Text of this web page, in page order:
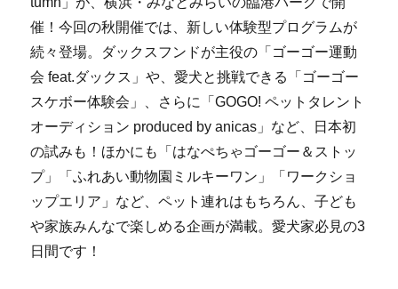
催！今回の秋開催では、新しい体験型プログラムが
続々登場。ダックスフンドが主役の「ゴーゴー運動
会 feat.ダックス」や、愛犬と挑戦できる「ゴーゴー
スケボー体験会」、さらに「GOGO! ペットタレント
オーディション produced by anicas」など、日本初
の試みも！ほかにも「はなぺちゃゴーゴー＆ストッ
プ」「ふれあい動物園ミルキーワン」「ワークショ
ップエリア」など、ペット連れはもちろん、子ども
や家族みんなで楽しめる企画が満載。愛犬家必見の3
日間です！